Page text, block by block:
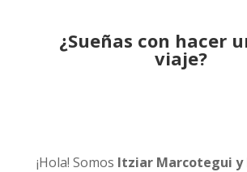
¿Sueñas con hacer
viaje?
¡Hola! Somos Itziar Marcotegui y